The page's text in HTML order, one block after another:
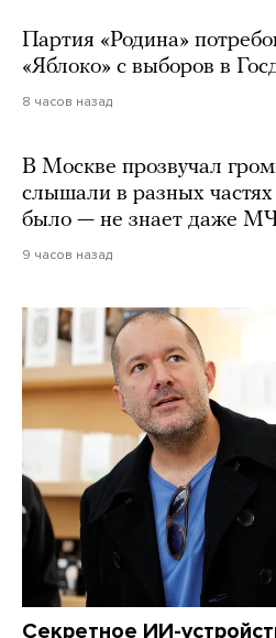
Партия «Родина»
«Яблоко» с выборов в
8 часов назад
В Москве прозвучал
слышали в разных частях
было — не знает даже
9 часов назад
Секретное ИИ-